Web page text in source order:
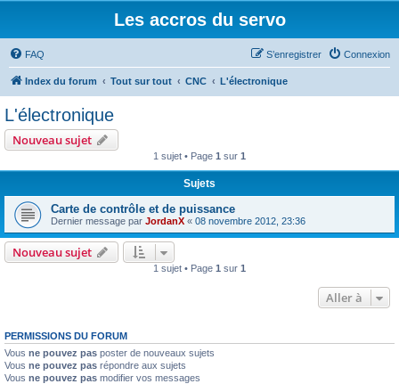
Les accros du servo
FAQ Connexion
S’enregistrer
Index du forum Tout sur tout CNC L'électronique
L'électronique
Nouveau sujet
1 sujet • Page 1 sur 1
Sujets
Carte de contrôle et de puissance
Dernier message par JordanX « 08 novembre 2012, 23:36
Nouveau sujet
1 sujet • Page 1 sur 1
Aller à
PERMISSIONS DU FORUM
Vous ne pouvez pas poster de nouveaux sujets
Vous ne pouvez pas répondre aux sujets
Vous ne pouvez pas modifier vos messages